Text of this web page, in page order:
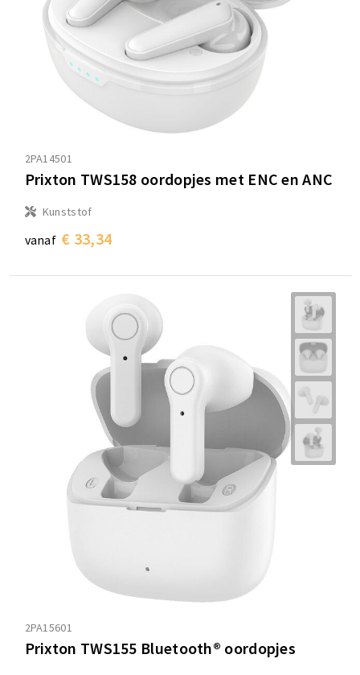
2PA14501
Prixton TWS158 oordopjes met ENC en ANC
Kunststof
vanaf € 33,34
2PA15601
Prixton TWS155 Bluetooth® oordopjes